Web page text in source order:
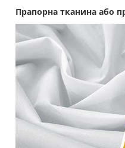
Прапорна тканина або